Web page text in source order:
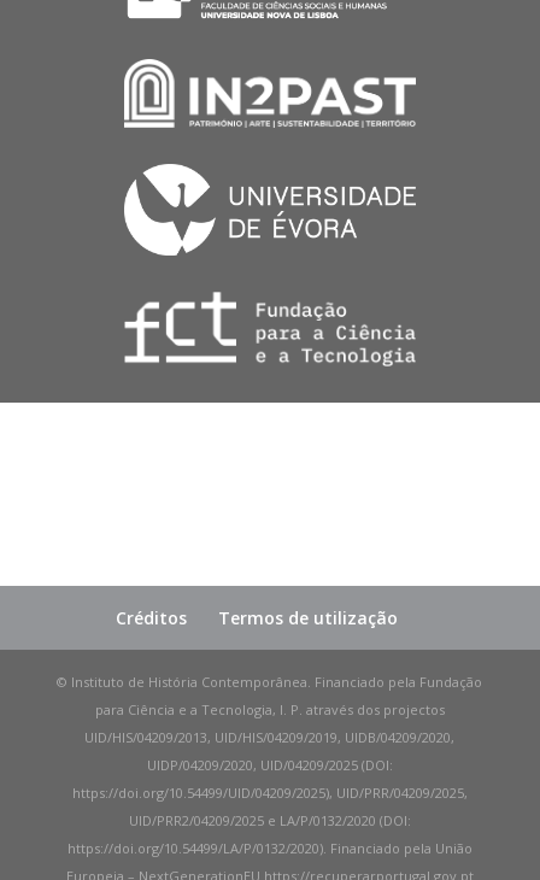
Créditos Termos de utilização
© Instituto de História Contemporânea. Financiado pela Fundação
para Ciência e a Tecnologia, I. P. através dos projectos
UID/HIS/04209/2013, UID/HIS/04209/2019, UIDB/04209/2020,
UIDP/04209/2020, UID/04209/2025 (DOI:
https://doi.org/10.54499/UID/04209/2025), UID/PRR/04209/2025,
UID/PRR2/04209/2025 e LA/P/0132/2020 (DOI:
https://doi.org/10.54499/LA/P/0132/2020). Financiado pela União
Europeia – NextGenerationEU https://recuperarportugal.gov.pt